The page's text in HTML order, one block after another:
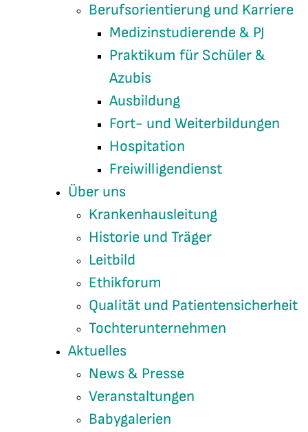
Berufsorientierung und Karriere
Medizinstudierende & PJ
Praktikum für Schüler &
Azubis
Ausbildung
Fort- und Weiterbildungen
Hospitation
Freiwilligendienst
Über uns
Krankenhausleitung
Historie und Träger
Leitbild
Ethikforum
Qualität und Patientensicherheit
Tochterunternehmen
Aktuelles
News & Presse
Veranstaltungen
Babygalerien